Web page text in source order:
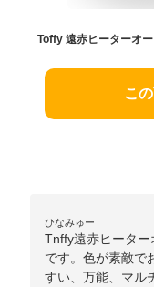
こ
ひなみゅー
Tnffy遠赤ヒータ
です。色が素敵で
すい、万能、マル